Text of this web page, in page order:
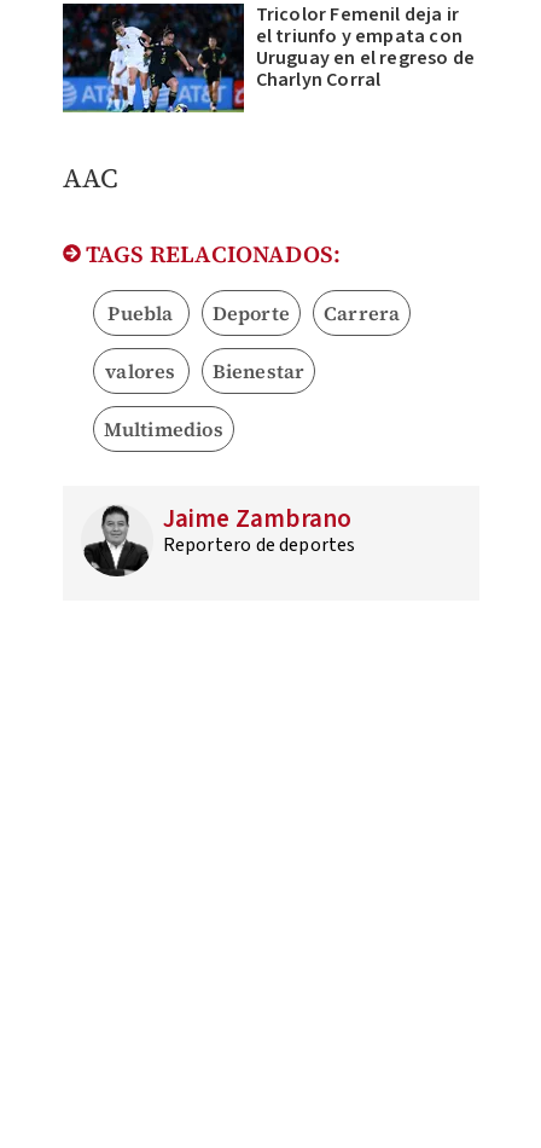
Tricolor Femenil deja ir
el triunfo y empata con
Uruguay en el regreso de
Charlyn Corral
AAC
TAGS RELACIONADOS:
Puebla Deporte Carrera
valores Bienestar
Multimedios
Jaime Zambrano
Reportero de deportes